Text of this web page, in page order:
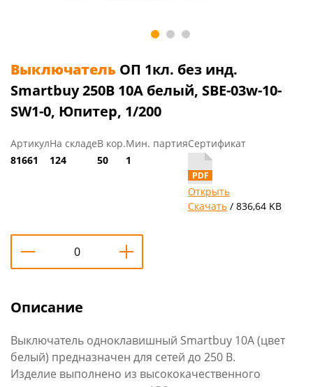
Выключатель ОП 1кл. без инд.
Smartbuy 250В 10А белый, SBE-03w-10-
SW1-0, Юпитер, 1/200
Артикул
81661
На складе
124
В кор.
50
Мин. партия
1
Сертификат
Открыть
Скачать / 836,64 KB
Описание
Выключатель одноклавишный Smartbuy 10А (цвет
белый) предназначен для сетей до 250 В.
Изделие выполнено из высококачественного